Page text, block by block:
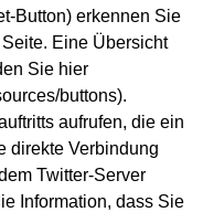
Button) erkennen Sie
Eine Übersicht
Sie hier
buttons).
aufrufen, die ein
direkte Verbindung
Twitter-Server
Information, dass Sie